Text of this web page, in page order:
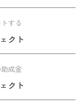
する
クト
成金
クト